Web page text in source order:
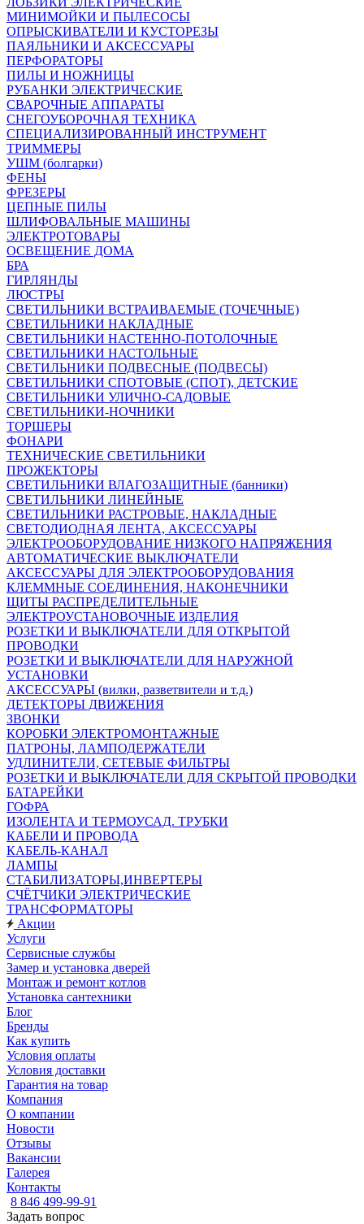
МИНИМОЙКИ И ПЫЛЕСОСЫ
ОПРЫСКИВАТЕЛИ И КУСТОРЕЗЫ
ПАЯЛЬНИКИ И АКСЕССУАРЫ
ПЕРФОРАТОРЫ
ПИЛЫ И НОЖНИЦЫ
РУБАНКИ ЭЛЕКТРИЧЕСКИЕ
СВАРОЧНЫЕ АППАРАТЫ
СНЕГОУБОРОЧНАЯ ТЕХНИКА
СПЕЦИАЛИЗИРОВАННЫЙ ИНСТРУМЕНТ
ТРИММЕРЫ
УШМ (болгарки)
ФЕНЫ
ФРЕЗЕРЫ
ЦЕПНЫЕ ПИЛЫ
ШЛИФОВАЛЬНЫЕ МАШИНЫ
ЭЛЕКТРОТОВАРЫ
ОСВЕЩЕНИЕ ДОМА
БРА
ГИРЛЯНДЫ
ЛЮСТРЫ
СВЕТИЛЬНИКИ ВСТРАИВАЕМЫЕ (ТОЧЕЧНЫЕ)
СВЕТИЛЬНИКИ НАКЛАДНЫЕ
СВЕТИЛЬНИКИ НАСТЕННО-ПОТОЛОЧНЫЕ
СВЕТИЛЬНИКИ НАСТОЛЬНЫЕ
СВЕТИЛЬНИКИ ПОДВЕСНЫЕ (ПОДВЕСЫ)
СВЕТИЛЬНИКИ СПОТОВЫЕ (СПОТ), ДЕТСКИЕ
СВЕТИЛЬНИКИ УЛИЧНО-САДОВЫЕ
СВЕТИЛЬНИКИ-НОЧНИКИ
ТОРШЕРЫ
ФОНАРИ
ТЕХНИЧЕСКИЕ СВЕТИЛЬНИКИ
ПРОЖЕКТОРЫ
СВЕТИЛЬНИКИ ВЛАГОЗАЩИТНЫЕ (банники)
СВЕТИЛЬНИКИ ЛИНЕЙНЫЕ
СВЕТИЛЬНИКИ РАСТРОВЫЕ, НАКЛАДНЫЕ
СВЕТОДИОДНАЯ ЛЕНТА, АКСЕССУАРЫ
ЭЛЕКТРООБОРУДОВАНИЕ НИЗКОГО НАПРЯЖЕНИЯ
АВТОМАТИЧЕСКИЕ ВЫКЛЮЧАТЕЛИ
АКСЕССУАРЫ ДЛЯ ЭЛЕКТРООБОРУДОВАНИЯ
КЛЕММНЫЕ СОЕДИНЕНИЯ, НАКОНЕЧНИКИ
ЩИТЫ РАСПРЕДЕЛИТЕЛЬНЫЕ
ЭЛЕКТРОУСТАНОВОЧНЫЕ ИЗДЕЛИЯ
РОЗЕТКИ И ВЫКЛЮЧАТЕЛИ ДЛЯ ОТКРЫТОЙ
ПРОВОДКИ
РОЗЕТКИ И ВЫКЛЮЧАТЕЛИ ДЛЯ НАРУЖНОЙ
УСТАНОВКИ
АКСЕССУАРЫ (вилки, разветвители и т.д.)
ДЕТЕКТОРЫ ДВИЖЕНИЯ
ЗВОНКИ
КОРОБКИ ЭЛЕКТРОМОНТАЖНЫЕ
ПАТРОНЫ, ЛАМПОДЕРЖАТЕЛИ
УДЛИНИТЕЛИ, СЕТЕВЫЕ ФИЛЬТРЫ
РОЗЕТКИ И ВЫКЛЮЧАТЕЛИ ДЛЯ СКРЫТОЙ ПРОВОДКИ
БАТАРЕЙКИ
ГОФРА
ИЗОЛЕНТА И ТЕРМОУСАД. ТРУБКИ
КАБЕЛИ И ПРОВОДА
КАБЕЛЬ-КАНАЛ
ЛАМПЫ
СТАБИЛИЗАТОРЫ,ИНВЕРТЕРЫ
СЧЁТЧИКИ ЭЛЕКТРИЧЕСКИЕ
ТРАНСФОРМАТОРЫ
Акции
Услуги
Сервисные службы
Замер и установка дверей
Монтаж и ремонт котлов
Установка сантехники
Блог
Бренды
Как купить
Условия оплаты
Условия доставки
Гарантия на товар
Компания
О компании
Новости
Отзывы
Вакансии
Галерея
Контакты
8 846 499-99-91
Задать вопрос